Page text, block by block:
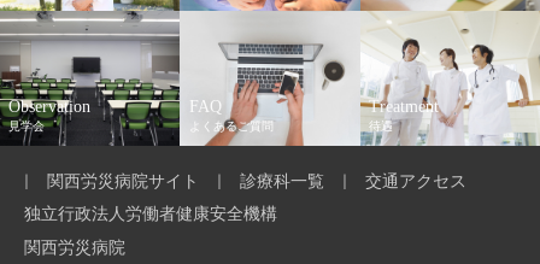
Observation
見学会
FAQ
よくあるご質問
Treatment
待遇
関西労災病院サイト 診療科一覧
交通アクセス
独立行政法人労働者健康安全機構
関西労災病院